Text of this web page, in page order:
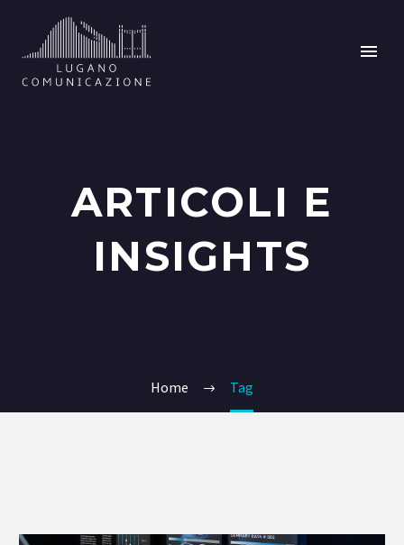
ARTICOLI E
INSIGHTS
Home Tag